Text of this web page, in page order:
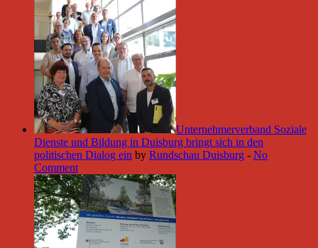
Unternehmerverband Soziale
Dienste und Bildung in Duisburg bringt sich in den
politischen Dialog ein by Rundschau Duisburg - No
Comment